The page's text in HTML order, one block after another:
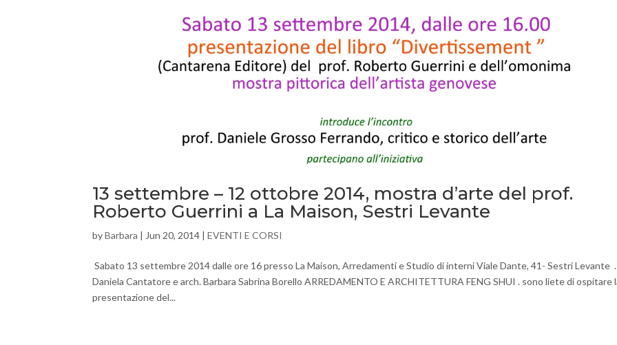
13 settembre – 12 ottobre 2014, mostra d’arte del prof.
Roberto Guerrini a La Maison, Sestri Levante
byBarbara | Jun 20, 2014 |EVENTI E CORSI
Sabato 13 settembre 2014 dalle ore 16 presso La Maison, Arredamenti e Studio di interni Viale Dante, 41- Sestri Levante .
Daniela Cantatore e arch. Barbara Sabrina Borello ARREDAMENTO E ARCHITETTURA FENG SHUI . sono liete di ospitare
presentazione del...